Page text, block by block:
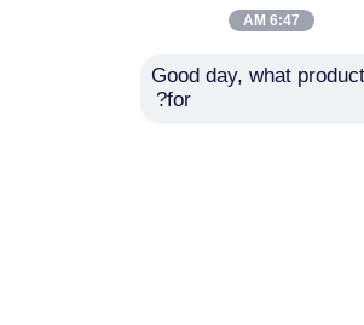
مجموعة
6:47 AM
Good day, what
for?